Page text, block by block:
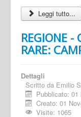
Leggi tutto...
REGIONE -
RARE:
Dettagli
Scritto da Emilio
Pubblicato: 01
Creato: 01
Visite: 1065